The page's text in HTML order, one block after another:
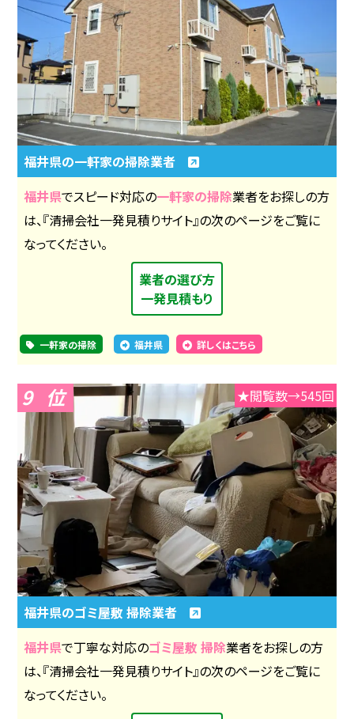
福井県の一軒家の掃除業者
福井県でスピード対応の一軒家の掃除業者をお探しの方
は、『清掃会社一発見積りサイト』の次のページをご覧に
なってください。
業者の選び方
一発見積もり
一軒家の掃除 福井県 詳しくはこちら
9 ★閲覧数→545回
福井県のゴミ屋敷 掃除業者
福井県で丁寧な対応のゴミ屋敷 掃除業者をお探しの方
は、『清掃会社一発見積りサイト』の次のページをご覧に
なってください。